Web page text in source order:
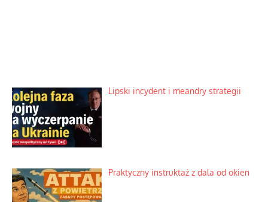
Lipski incydent i meandry strategii
Praktyczny instruktaż z dala od okien